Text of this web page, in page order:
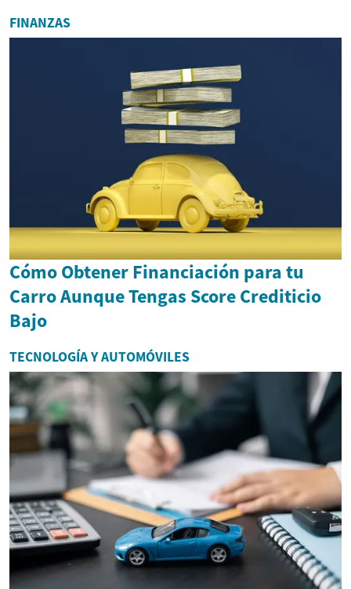
FINANZAS
Cómo Obtener Financiación para tu
Carro Aunque Tengas Score Crediticio
Bajo
TECNOLOGÍA Y AUTOMÓVILES